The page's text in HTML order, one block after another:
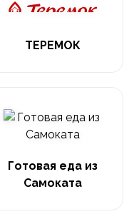
ТЕРЕМОК
Готовая еда из
Самоката